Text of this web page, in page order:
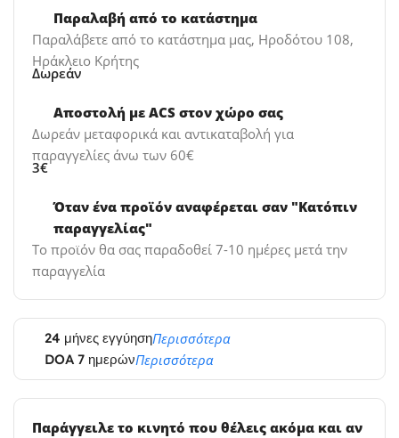
Παραλαβή από το κατάστημα
Παραλάβετε από το κατάστημα μας, Ηροδότου 108,
Ηράκλειο Κρήτης
Δωρεάν
Αποστολή με ACS στον χώρο σας
Δωρεάν μεταφορικά και αντικαταβολή για
παραγγελίες άνω των 60€
3€
Όταν ένα προϊόν αναφέρεται σαν "Κατόπιν
παραγγελίας"
Το προϊόν θα σας παραδοθεί 7-10 ημέρες μετά την
παραγγελία
24 μήνες εγγύησηΠερισσότερα
DOA 7 ημερώνΠερισσότερα
Παράγγειλε το κινητό που θέλεις ακόμα και αν